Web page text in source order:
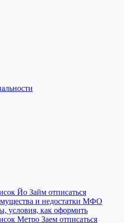
Йо Займ отписаться
и недостатки МФО
условия, как оформить
Метро Заем отписаться